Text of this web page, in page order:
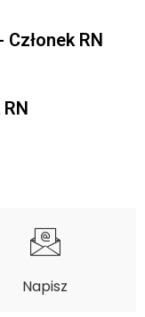
- Członek RN
Napisz